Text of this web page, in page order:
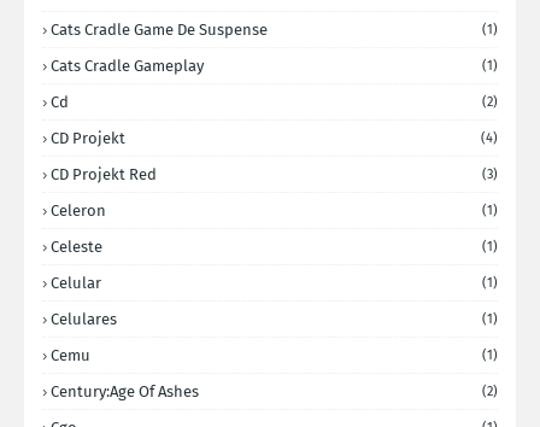
Cats Cradle Game De Suspense (1)
Cats Cradle Gameplay (1)
Cd (2)
CD Projekt (4)
CD Projekt Red (3)
Celeron (1)
Celeste (1)
Celular (1)
Celulares (1)
Cemu (1)
Century:Age Of Ashes (2)